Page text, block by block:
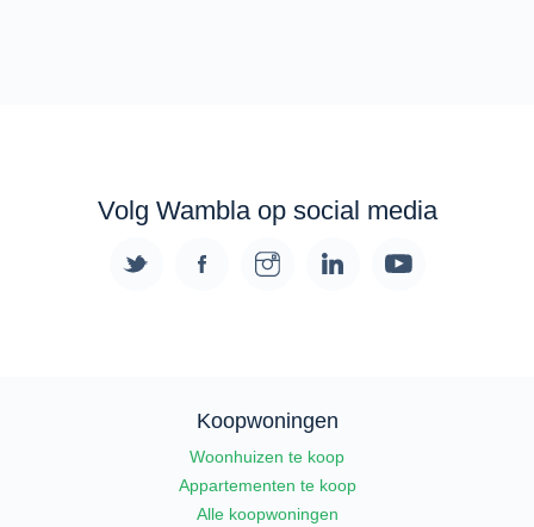
Volg Wambla op social media
Koopwoningen
Woonhuizen te koop
Appartementen te koop
Alle koopwoningen